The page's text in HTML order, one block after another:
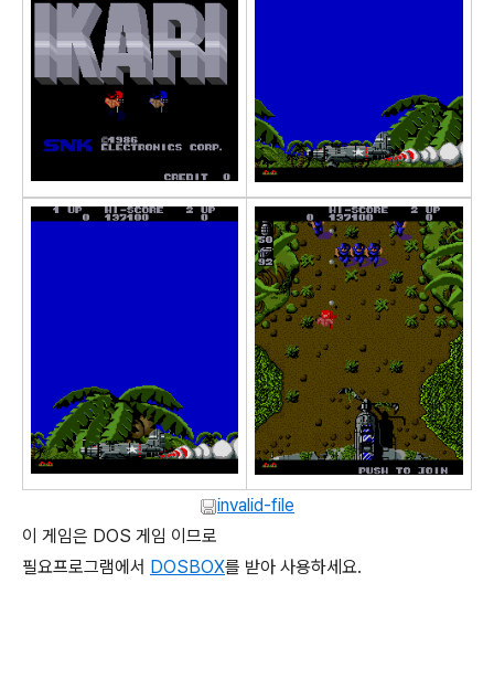
invalid-file
이 게임은 DOS 게임 이므로
필요프로그램에서 DOSBOX를 받아 사용하세요.